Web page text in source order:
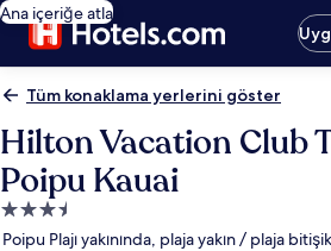
Ana içeriğe atla
Tüm konaklama yerlerini göster
Hilton Vacation Club
Poipu Kauai
3.5
yıldızlı
Poipu Plajı yakınında, plaja yakın / plaja